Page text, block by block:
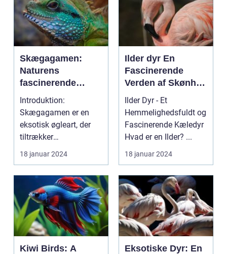
Skægagamen:
Naturens
fascinerende
krybdyr
Introduktion:
Skægagamen er en
eksotisk øgleart, der
tiltrækker
opmærksomhed fra
dyreejere og dyreel...
18 januar 2024
Ilder dyr En
Fascinerende
Verden af Skønhed
og Energi
Ilder Dyr - Et
Hemmelighedsfuldt og
Fascinerende Kæledyr
Hvad er en Ilder? ...
18 januar 2024
Kiwi Birds: A
Eksotiske Dyr: En